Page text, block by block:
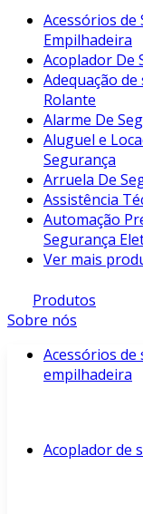
Acessórios de
Empilhadeira
Acoplador De
Adequação
Rolante
Alarme De
Aluguel e
Segurança
Arruela De
Assistência
Automação
Segurança
Ver mais
Produtos
Sobre nós
Acessórios
empilhadeira
Acoplador de